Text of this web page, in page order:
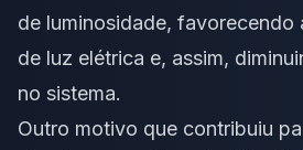
de luminosidade, favorecendo
de luz elétrica e, assim,
no sistema.
Outro motivo que contribuiu